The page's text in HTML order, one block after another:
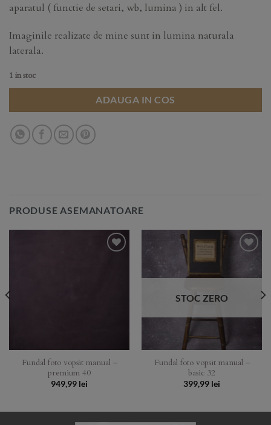
aparatul ( functie de setari, wb, lumina ) in alt fel.
Imaginile realizate de mine sunt in lumina naturala
laterala.
1 in stoc
ADAUGA IN COS
PRODUSE ASEMANATOARE
Fundal foto vopsit manual –
premium 40
949,99 lei
STOC ZERO
Fundal foto vopsit manual –
basic 32
399,99 lei
lei